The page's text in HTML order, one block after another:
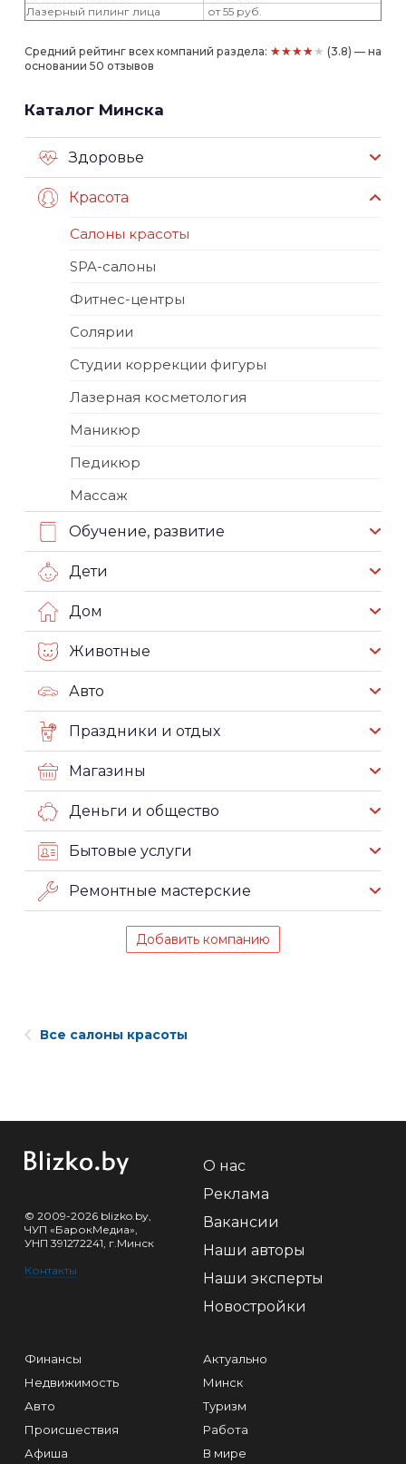
Лазерный пилинг лица
от 55 руб.
Средний рейтинг всех компаний раздела: ★★★★★ (3.8) — на
основании 50 отзывов
Каталог Минска
Здоровье
Красота
Салоны красоты
SPA-салоны
Фитнес-центры
Солярии
Студии коррекции фигуры
Лазерная косметология
Маникюр
Педикюр
Массаж
Обучение, развитие
Дети
Дом
Животные
Авто
Праздники и отдых
Магазины
Деньги и общество
Бытовые услуги
Ремонтные мастерские
Добавить компанию
Все салоны красоты
© 2009-2026 blizko.by,
ЧУП «БарокМедиа»,
УНП 391272241, г.Минск
Контакты
О нас
Реклама
Вакансии
Наши авторы
Наши эксперты
Новостройки
Финансы
Недвижимость
Авто
Происшествия
Афиша
Актуально
Минск
Туризм
Работа
В мире